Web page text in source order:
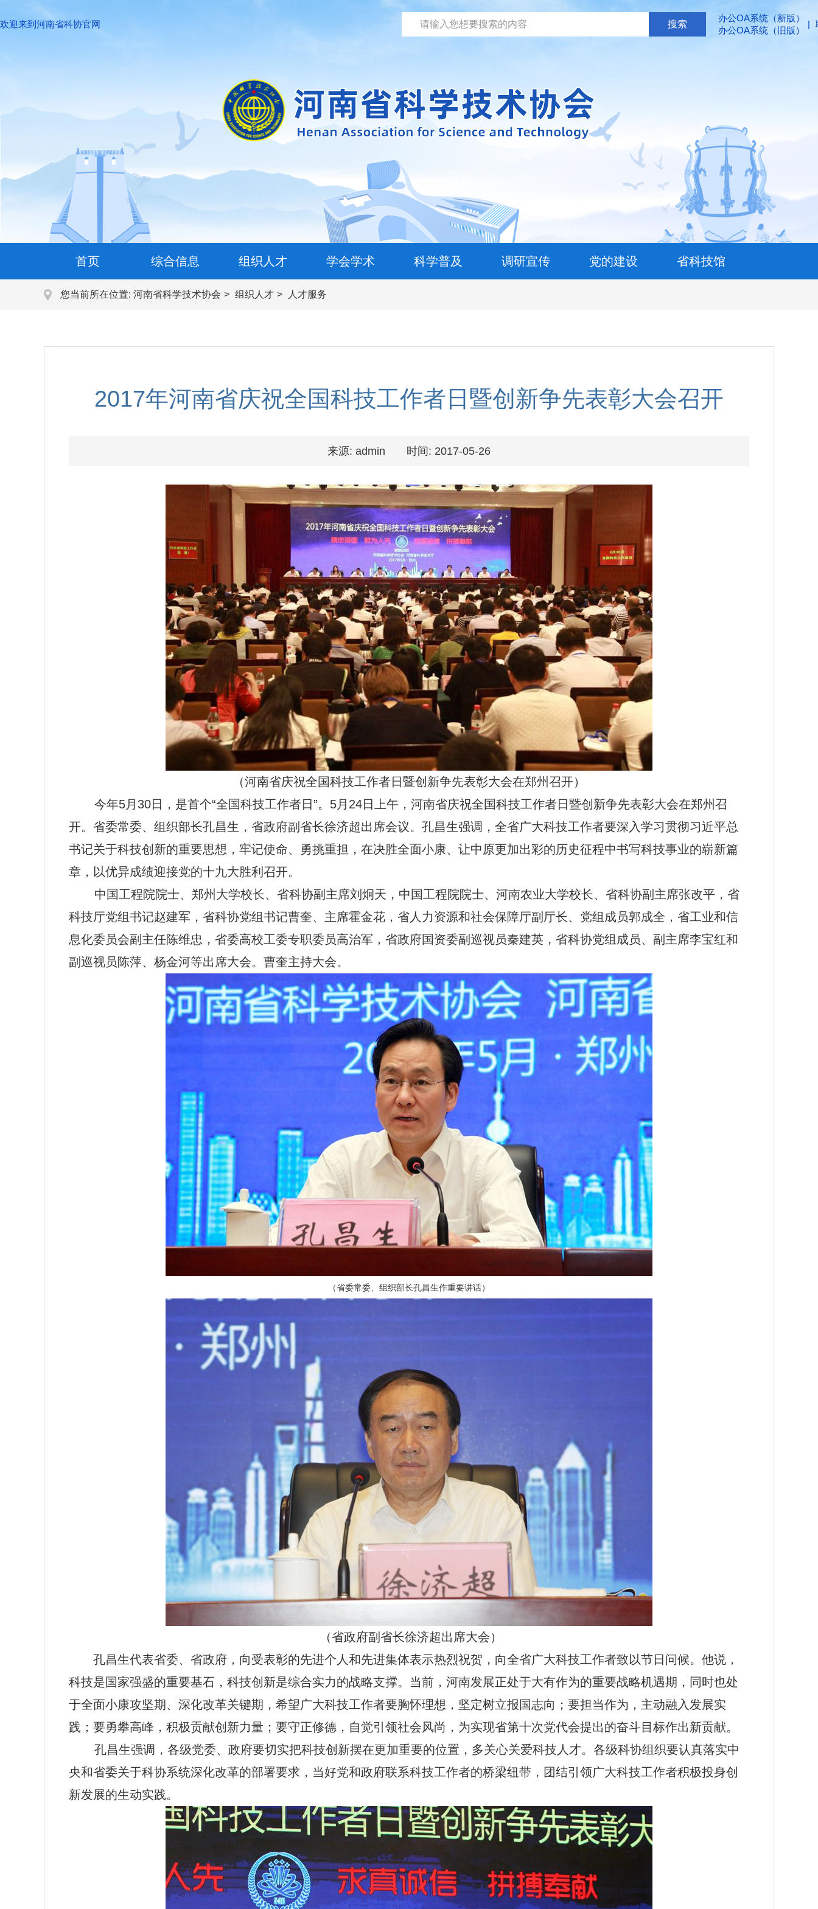
欢迎来到河南省科协官网
办公OA系统（新版）
办公OA系统（旧版）
|
首页 综合信息 组织人才 学会学术 科学普及 调研宣传 党的建设 省科技馆
您当前所在位置: 河南省科学技术协会 组织人才 人才服务
2017年河南省庆祝全国科技工作者日暨创新争先表彰大会召开
来源: admin 时间: 2017-05-26
（河南省庆祝全国科技工作者日暨创新争先表彰大会在郑州召开）
今年5月30日，是首个“全国科技工作者日”。5月24日上午，河南省庆祝全国科技工作者日暨创新争先表彰大会在郑州召
开。省委常委、组织部长孔昌生，省政府副省长徐济超出席会议。孔昌生强调，全省广大科技工作者要深入学习贯彻习近平总
书记关于科技创新的重要思想，牢记使命、勇挑重担，在决胜全面小康、让中原更加出彩的历史征程中书写科技事业的崭新篇
章，以优异成绩迎接党的十九大胜利召开。
中国工程院院士、郑州大学校长、省科协副主席刘炯天，中国工程院院士、河南农业大学校长、省科协副主席张改平，省
科技厅党组书记赵建军，省科协党组书记曹奎、主席霍金花，省人力资源和社会保障厅副厅长、党组成员郭成全，省工业和信
息化委员会副主任陈维忠，省委高校工委专职委员高治军，省政府国资委副巡视员秦建英，省科协党组成员、副主席李宝红和
副巡视员陈萍、杨金河等出席大会。曹奎主持大会。
（省委常委、组织部长孔昌生作重要讲话）
（省政府副省长徐济超出席大会）
孔昌生代表省委、省政府，向受表彰的先进个人和先进集体表示热烈祝贺，向全省广大科技工作者致以节日问候。他说，
科技是国家强盛的重要基石，科技创新是综合实力的战略支撑。当前，河南发展正处于大有作为的重要战略机遇期，同时也处
于全面小康攻坚期、深化改革关键期，希望广大科技工作者要胸怀理想，坚定树立报国志向；要担当作为，主动融入发展实
践；要勇攀高峰，积极贡献创新力量；要守正修德，自觉引领社会风尚，为实现省第十次党代会提出的奋斗目标作出新贡献。
孔昌生强调，各级党委、政府要切实把科技创新摆在更加重要的位置，多关心关爱科技人才。各级科协组织要认真落实中
央和省委关于科协系统深化改革的部署要求，当好党和政府联系科技工作者的桥梁纽带，团结引领广大科技工作者积极投身创
新发展的生动实践。